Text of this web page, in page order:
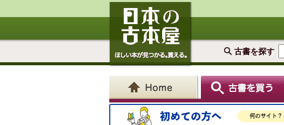
古書を探す